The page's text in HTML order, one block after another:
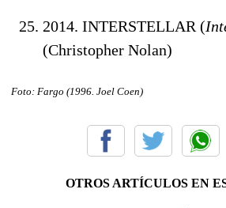
2014. INTERSTELLAR (
(Christopher Nolan)
Foto: Fargo (1996. Joel Coen)
OTROS ARTÍCULOS EN